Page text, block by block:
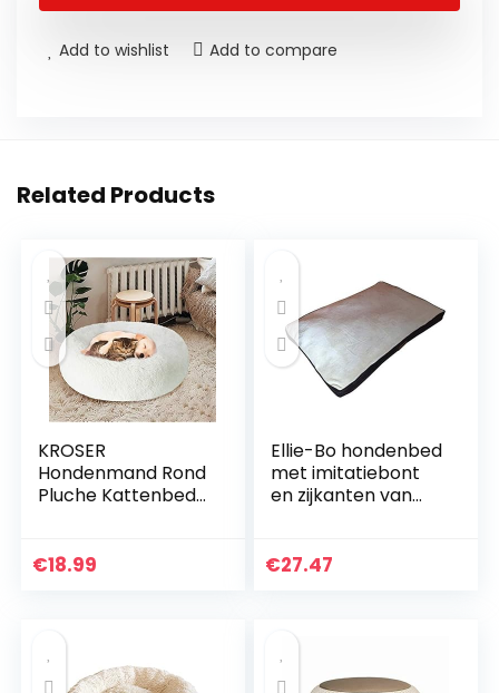
Add to wishlist Add to compare
Related Products
KROSER
Hondenmand Rond
Pluche Kattenbed
Huisdierbed Voor
€18.99
Ellie-Bo hondenbed
met imitatiebont
en zijkanten van
€27.47